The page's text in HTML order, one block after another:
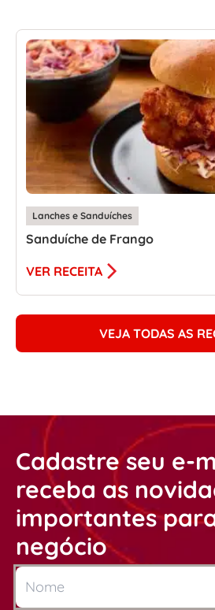
Lanches e Sanduíches
Sanduíche de Frango
VER RECEITA
VEJA TODAS AS
Cadastre seu e-
receba as
importantes
negócio